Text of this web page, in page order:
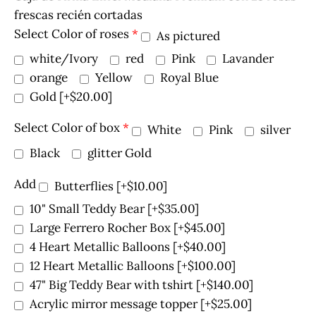
frescas recién cortadas
Select Color of roses*
As pictured
white/Ivory
red Pink
Lavander
orange
Yellow
Royal Blue
Gold [+$20.00]
Select Color of box* White Pink
silver
Black
glitter Gold
Add
Butterflies [+$10.00]
10" Small Teddy Bear[+$35.00]
Large Ferrero Rocher Box [+$45.00]
4 Heart Metallic Balloons [+$40.00]
12 Heart Metallic Balloons [+$100.00]
47" Big Teddy Bear with tshirt [+$140.00]
Acrylic mirror message topper[+$25.00]